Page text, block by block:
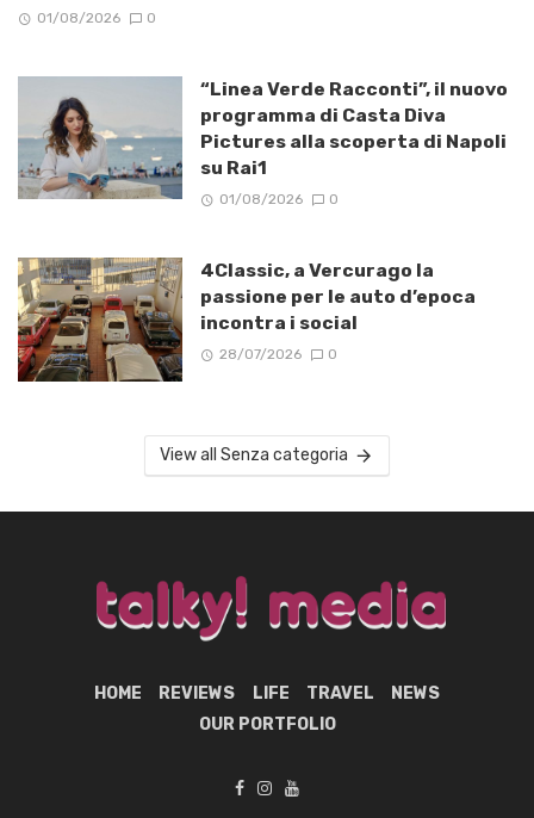
01/08/2026 0
“Linea Verde Racconti”, il nuovo
programma di Casta Diva
Pictures alla scoperta di Napoli
su Rai1
01/08/2026 0
4Classic, a Vercurago la
passione per le auto d’epoca
incontra i social
28/07/2026 0
View all Senza categoria
HOME REVIEWS LIFE TRAVEL
NEWS
OUR PORTFOLIO